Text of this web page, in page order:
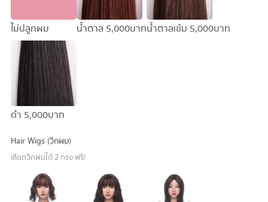
ไม่ปลูกผม น้ำตาล 5,000 บาทน้ำตาลเข้ม 5,000 บาท
ดำ 5,000 บาท
Hair Wigs (วิกผม)
เลือกวิกผมได้ 2 ทรง ฟรี!